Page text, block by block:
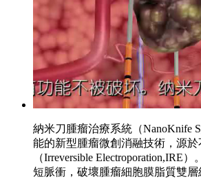
納米刀腫瘤治療系統（NanoKnife
能的新型腫瘤微創消融技術，源
（Irreversible Electroporation,IRE
短脈衝，破壞腫瘤細胞膜脂質雙層